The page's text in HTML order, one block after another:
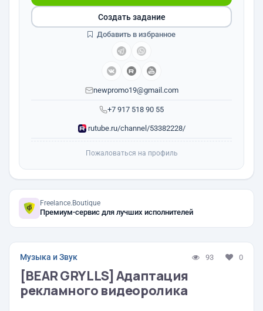
+7 917 518 90 55
newpromo19@gmail.com
rutube.ru/channel/53382228/
Создать задание
Добавить в избранное
Пожаловаться на профиль
Freelance.Boutique
Премиум-сервис для лучших исполнителей
Музыка и Звук 93 0
[BEAR GRYLLS] Адаптация
рекламного видеоролика